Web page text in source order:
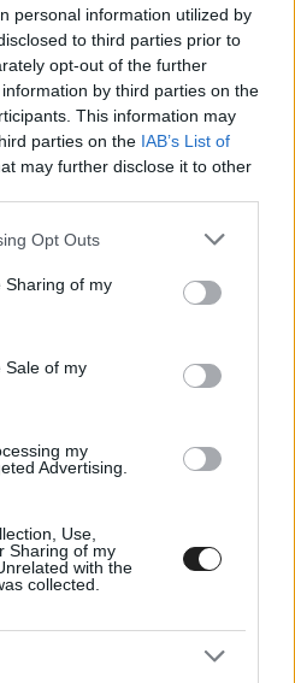
personal information utilized by
to third parties prior to
opt-out of the further
by third parties on the
This information may
parties on the IAB’s List of
may further disclose it to other
app uses one or more Google
behaviour. You may click to
and its third-party tags to
purposes in below Google
Opt Outs
Sharing of my
Sale of my
my
Advertising.
Use,
Sharing of my
with the
collected.
alatt
a Magyar
kiléte, a
tűnik
Zsolt is nyilatkozott a Balaton
szerdai sajtótájékoztató keretein